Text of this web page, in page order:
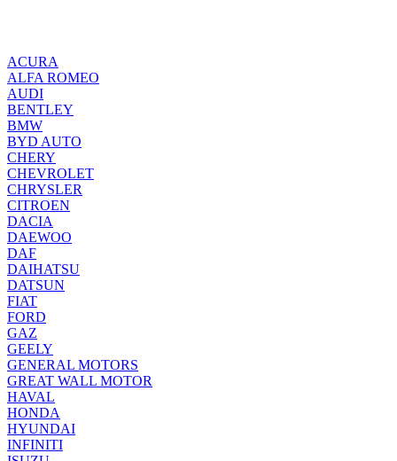
ACURA
ALFA ROMEO
AUDI
BENTLEY
BMW
BYD AUTO
CHERY
CHEVROLET
CHRYSLER
CITROEN
DACIA
DAEWOO
DAF
DAIHATSU
DATSUN
FIAT
FORD
GAZ
GEELY
GENERAL MOTORS
GREAT WALL MOTOR
HAVAL
HONDA
HYUNDAI
INFINITI